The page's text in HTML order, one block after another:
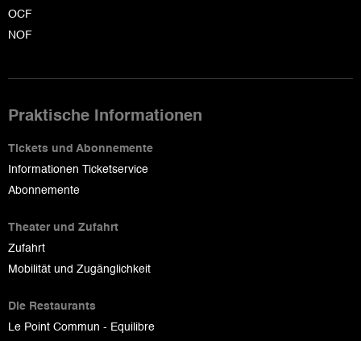
OCF
NOF
Praktische Informationen
Tickets und Abonnemente
Informationen Ticketservice
Abonnemente
Theater und Zufahrt
Zufahrt
Mobilität und Zugänglichkeit
Die Restaurants
Le Point Commun - Equilibre